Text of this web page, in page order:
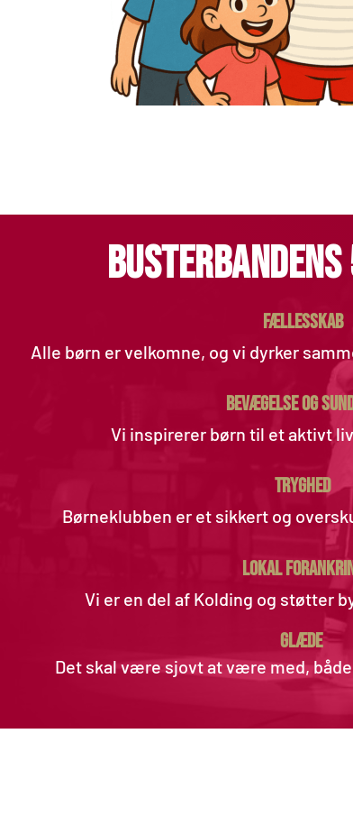
Fællesskab
Alle børn er velkomne, og vi dyrker
BEVÆGELSE OG
Vi inspirerer børn til et aktivt
TRYGHED
Børneklubben er et sikkert og
LOKAL
Vi er en del af Kolding og støtter
GLÆDE
Det skal være sjovt at være med,